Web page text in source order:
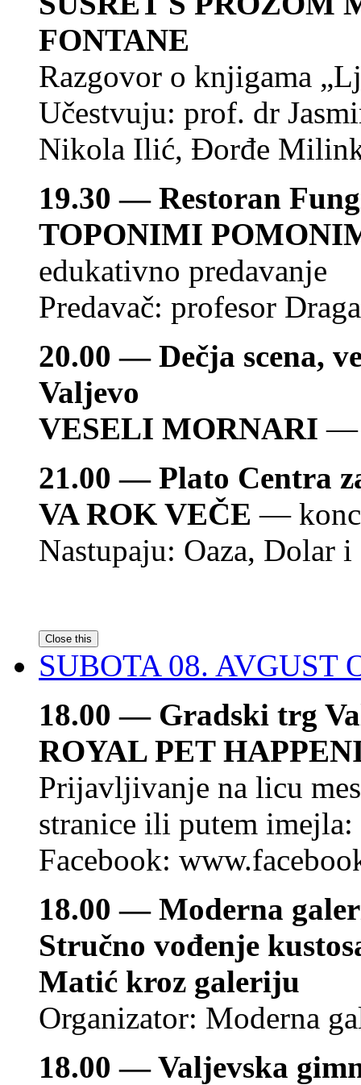
FONTANE
Razgovor o knjigama
Učestvuju: prof. dr
Nikola Ilić, Đorđe
19.30 — Restoran
TOPONIMI
edukativno predavanje
Predavač: profesor
20.00 — Dečja scena,
Valjevo
VESELI MORNARI —
21.00 — Plato Centra
VA ROK VEČE —
Nastupaju: Oaza, Dolar
Close this
SUBOTA 08. AVGUST
18.00 — Gradski trg
ROYAL PET
Prijavljivanje na licu
stranice ili putem imejla:
Facebook:
18.00 — Moderna
Stručno vođenje
Matić kroz galeriju
Organizator: Moderna
18.00 — Valjevska